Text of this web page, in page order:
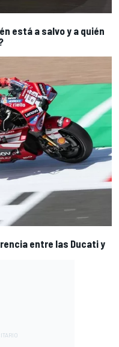
está a salvo y a quién
entre las Ducati y